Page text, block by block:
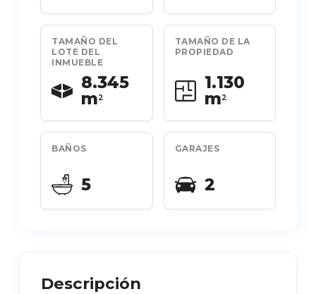
TAMAÑO DEL
LOTE DEL
INMUEBLE
8.345
m2
TAMAÑO DE LA
PROPIEDAD
1.130
m2
BAÑOS
5
GARAJES
2
Descripción